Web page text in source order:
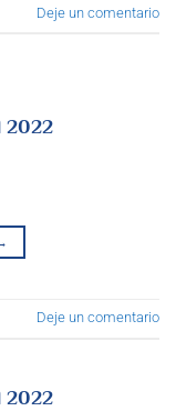
Deje un comentario
2022
Deje un comentario
2022